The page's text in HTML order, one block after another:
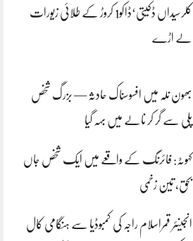
کلرسیداں ڈکیتی‘ڈاکو1 کروڑ کے طلائی زیورات
لے اڑے
بھون نلہ میں افسوسناک حادثہ — بزرگ شخص
پلی سے گر کر نالے میں بہہ گیا
کہوٹہ: فائرنگ کے واقعے میں ایک شخص جاں
بحق، تین زخمی
انجینئر قمراسلام راجہ کی کمبوڈیا سے ہنگامی کال